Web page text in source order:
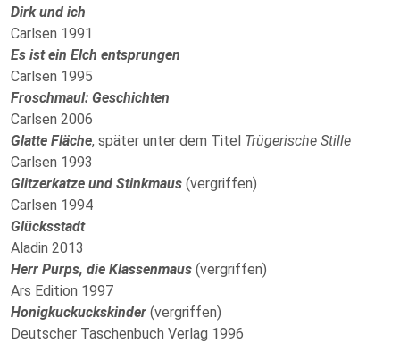
Dirk und ich
Carlsen 1991
Es ist ein Elch entsprungen
Carlsen 1995
Froschmaul: Geschichten
Carlsen 2006
Glatte Fläche, später unter dem Titel Trügerische Stille
Carlsen 1993
Glitzerkatze und Stinkmaus (vergriffen)
Carlsen 1994
Glücksstadt
Aladin 2013
Herr Purps, die Klassenmaus (vergriffen)
Ars Edition 1997
Honigkuckuckskinder (vergriffen)
Deutscher Taschenbuch Verlag 1996